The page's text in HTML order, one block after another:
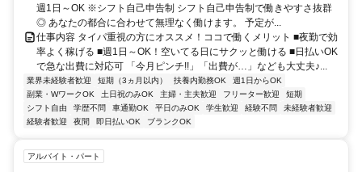
週1日～OK ※シフト自己申告制 シフト自己申告制で働きやすさ抜群
◎ あなたの都合に合わせて無理なく働けます。 予定が...
仕事内容 タイパ重視の方にオススメ！ココで働くメリット ■夜勤で効
率よく稼げる ■週1日～OK！空いてる日にサクッと働ける ■日払いOK
で急な出費に対応可 「今月ピンチ!!」「出費が…」なども大丈夫♪...
業界未経験者歓迎 短期（3ヵ月以内） 扶養内勤務OK
週1日からOK
副業・WワークOK
土日祝のみOK 主婦・主夫歓迎 フリーター歓迎
短期
シフト自由
学歴不問 車通勤OK 平日のみOK 学生歓迎 経験不問
未経験者歓迎
経験者歓迎
夜間 即日払いOK ブランクOK
アルバイト・パート